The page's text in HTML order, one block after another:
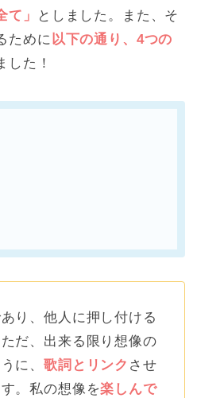
て」
としました。また、そ
ために以下の通り、4つの
した！
り、他人に押し付ける
だ、出来る限り想像の
に、歌詞とリンク させ
。私の想像を楽しんで